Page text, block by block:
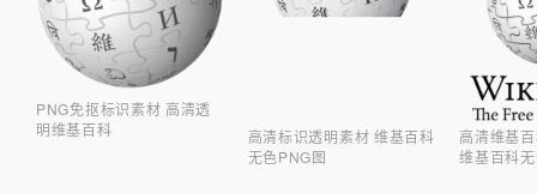
PNG免抠标识素材 高清透
明维基百科
高清标识透明素材 维基百科
无色PNG图
高清维基
维基百科